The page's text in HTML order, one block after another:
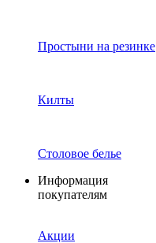
Простыни на резинке
Килты
Столовое белье
Информация
покупателям
Акции